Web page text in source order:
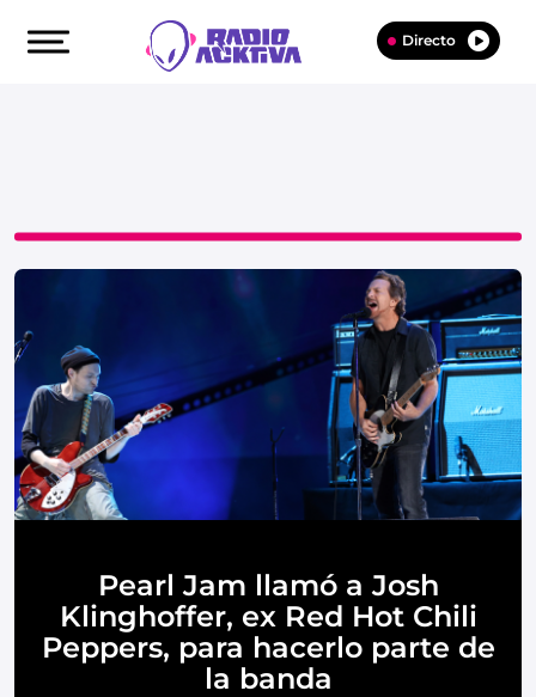
Directo
Pearl Jam llamó a Josh
Klinghoffer, ex Red Hot Chili
Peppers, para hacerlo parte de
la banda